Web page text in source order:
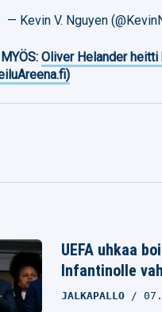
— Kevin V. Nguyen
MYÖS:Oliver Helander heitti
UEFA uhkaa
Infantinolle
JALKAPALLO